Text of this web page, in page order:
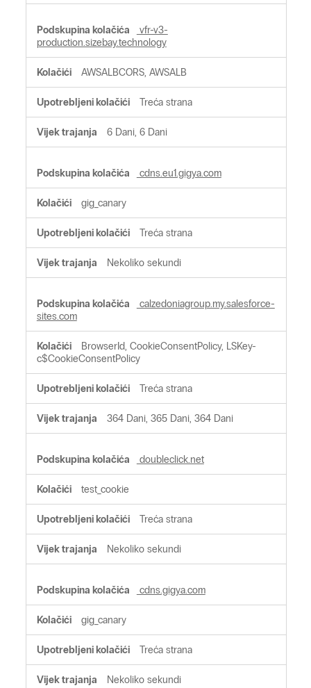
vfr-v3-
production.sizebay.technology
AWSALBCORS, AWSALB
Treća strana
6 Dani, 6 Dani
cdns.eu1.gigya.com
gig_canary
Treća strana
Nekoliko sekundi
calzedoniagroup.my.salesforce-
sites.com
BrowserId, CookieConsentPolicy, LSKey-
c$CookieConsentPolicy
Treća strana
364 Dani, 365 Dani, 364 Dani
doubleclick.net
test_cookie
Treća strana
Nekoliko sekundi
cdns.gigya.com
gig_canary
Treća strana
Nekoliko sekundi